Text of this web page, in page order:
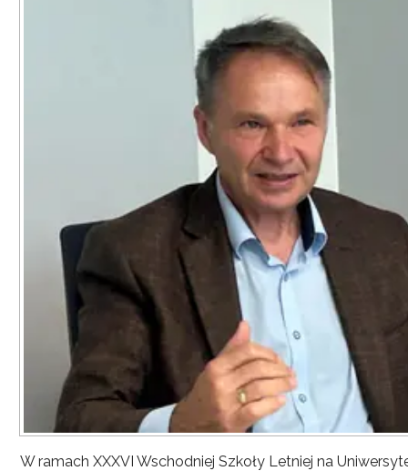
W ramach XXXVI Wschodniej Szkoły Letniej na